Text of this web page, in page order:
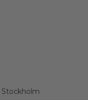
Stockholm